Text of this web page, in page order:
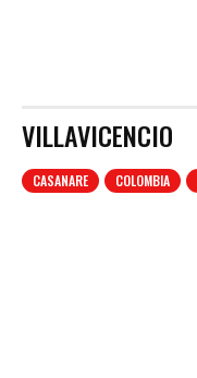
VILLAVICENCIO
CASANARE COLOMBIA